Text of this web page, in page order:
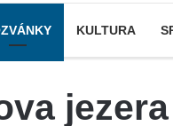
KULTURA